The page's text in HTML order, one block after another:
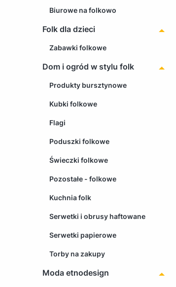
Biurowe na folkowo
Folk dla dzieci
Zabawki folkowe
Dom i ogród w stylu folk
Produkty bursztynowe
Kubki folkowe
Flagi
Poduszki folkowe
Świeczki folkowe
Pozostałe - folkowe
Kuchnia folk
Serwetki i obrusy haftowane
Serwetki papierowe
Torby na zakupy
Moda etnodesign